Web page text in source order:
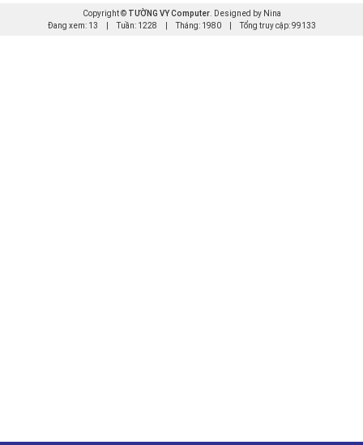
Copyright © TƯỜNG VY Computer. Designed by Nina
Đang xem: 13
Tuần: 1228 Tháng: 1980 Tổng truy cập: 99133